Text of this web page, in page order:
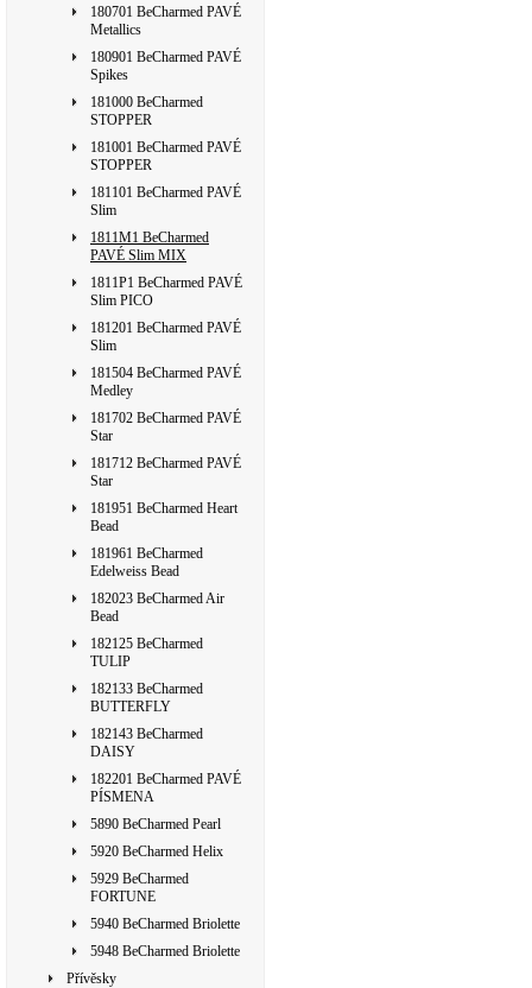
180701 BeCharmed PAVÉ
Metallics
180901 BeCharmed PAVÉ
Spikes
181000 BeCharmed
STOPPER
181001 BeCharmed PAVÉ
STOPPER
181101 BeCharmed PAVÉ
Slim
1811M1 BeCharmed
PAVÉ Slim MIX
1811P1 BeCharmed PAVÉ
Slim PICO
181201 BeCharmed PAVÉ
Slim
181504 BeCharmed PAVÉ
Medley
181702 BeCharmed PAVÉ
Star
181712 BeCharmed PAVÉ
Star
181951 BeCharmed Heart
Bead
181961 BeCharmed
Edelweiss Bead
182023 BeCharmed Air
Bead
182125 BeCharmed
TULIP
182133 BeCharmed
BUTTERFLY
182143 BeCharmed
DAISY
182201 BeCharmed PAVÉ
PÍSMENA
5890 BeCharmed Pearl
5920 BeCharmed Helix
5929 BeCharmed
FORTUNE
5940 BeCharmed Briolette
5948 BeCharmed Briolette
Přívěsky